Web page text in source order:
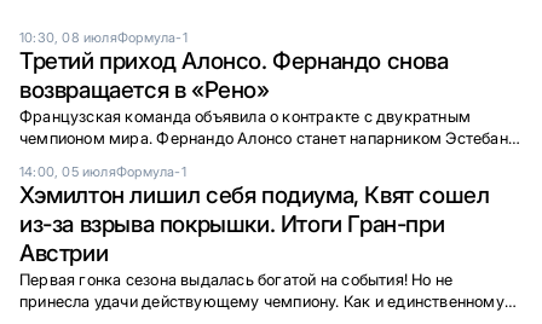
10:30, 08 июляФормула-1
Третий приход Алонсо. Фернандо снова
возвращается в «Рено»
Французская команда объявила о контракте с двукратным
чемпионом мира. Фернандо Алонсо станет напарником Эстебана
14:00, 05 июляФормула-1
Хэмилтон лишил себя подиума, Квят сошел
из-за взрыва покрышки. Итоги Гран-при
Австрии
Первая гонка сезона выдалась богатой на события! Но не
принесла удачи действующему чемпиону. Как и единственному